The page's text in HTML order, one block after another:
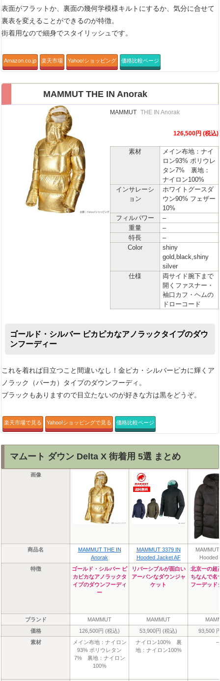
表面がフラットか、裏面の幾何学模様キルトにするか、気分に合せて
裏表を変えることができるのが特徴。
街着用なので細身でスタイリッシュです。
Amazon.co.jp 楽天市場 Yahoo!ショッピング 価格比較ページ
MAMMUT THE IN Anorak
MAMMUT THE IN Anorak
126,500円 (税込)
素材
メイン布地：ナイ
ロン93% ポリウレ
タン7% 裏地：
ナイロン100%
インサレーシ
ョン
ホワイトグースダ
ウン90% フェザー
10%
フィルパワー
–
重量
–
特長
–
Color
shiny
gold,black,shiny
silver
仕様
両サイド腕下まで
開くファスナー・
袖口カフ・ヘムの
ドローコード
ゴールド・シルバー ピカピカなアノラックタイプのダウ
ンフーディー
これを着れば目立つこと間違いなし！金ピカ・シルバーピカに輝くア
ノラック（パーカ）タイプのダウンフーディ。
ブラックもありますので目立たないのが好きな方は黒をどうぞ。
楽天市場で見る Yahoo!ショッピングで見る 価格比較ページ
マムート ダウン Delta X 街着用 5選 まとめ
画像
商品名
MAMMUT THE IN
Anorak
MAMMUT 3379 IN
Hooded Jacket AF
Hooded
特徴
ゴールド・シルバー ピ
カピカなアノラックタ
イプのダウンフーディ
ー
リバーシブルが面白い
アーバンなダウンジャ
ケット
北京一の超
ちなんで名
フーデッド
ブランド MAMMUT MAMMUT
価格
126,500円 (税込) 53,900円 (税込)
93,500
素材
メイン布地：ナイロン
93% ポリウレタン
7% 裏地：ナイロン
100%
ナイロン100% 裏
地：ナイロン100%
–